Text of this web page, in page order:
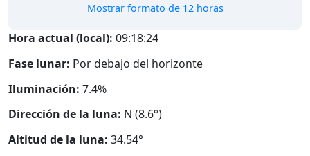
Mostrar formato de 12 horas
Hora actual (local): 09:18:25
Fase lunar: Por debajo del horizonte
Iluminación: 7.4%
Dirección de la luna: N (8.6°)
Altitud de la luna: 34.54°